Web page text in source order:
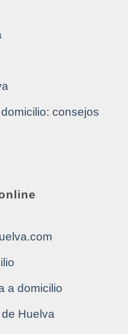
consejos
a domicilio
Huelva